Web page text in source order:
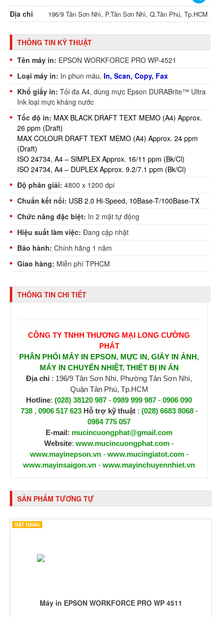
Địa chỉ
196/9 Tân Sơn Nhì, P.Tân Sơn Nhì, Q.Tân Phú, Tp.HCM
THÔNG TIN KỸ THUẬT
Tên máy in: EPSON WORKFORCE PRO WP-4521
Loại máy in: In phun màu, In, Scan, Copy, Fax
Khổ giấy in: Tối đa A4, dùng mực Epson DURABrite™ Ultra
Ink loại mực kháng nước
Tốc độ in: MAX BLACK DRAFT TEXT MEMO (A4) Approx.
26 ppm (Draft)
MAX COLOUR DRAFT TEXT MEMO (A4) Approx. 24 ppm
(Draft)
ISO 24734, A4 – SIMPLEX Approx. 16/11 ppm (Bk/Cl)
ISO 24734, A4 – DUPLEX Approx. 9.2/7.1 ppm (Bk/Cl)
Độ phân giải: 4800 x 1200 dpi
Chuẩn kết nối: USB 2.0 Hi-Speed, 10Base-T/100Base-TX
Chức năng đặc biệt: In 2 mặt tự động
Hiệu suất làm việc: Đang cập nhật
Bảo hành: Chính hãng 1 năm
Giao hàng: Miễn phí TPHCM
THÔNG TIN CHI TIẾT
CÔNG TY TNHH THƯƠNG MẠI LONG CƯỜNG
PHÁT
PHÂN PHỐI MÁY IN EPSON, MỰC IN, GIẤY IN ẢNH,
MÁY IN CHUYỂN NHIỆT, THIẾT BỊ IN ẤN
Địa chỉ : 196/9 Tân Sơn Nhì, Phường Tân Sơn Nhì,
Quận Tân Phú, Tp.HCM
Hotline: (028) 38120 987 - 0989 999 987 - 0906 090
738, 0906 517 623 Hỗ trợ kỹ thuật : (028) 6683 8068-
0984 775 057
E-mail: mucincuongphat@gmail.com
Website: www.mucincuongphat.com -
www.mayinepson.vn- www.mucingiatot.com-
www.mayinsaigon.vn - www.mayinchuyennhiet.vn
SẢN PHẨM TƯƠNG TỰ
ĐẶT HÀNG
Máy in EPSON WORKFORCE PRO WP 4511